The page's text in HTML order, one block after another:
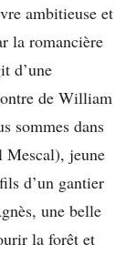
ambitieuse et
la romancière
d’une
de William
sommes dans
Mescal), jeune
d’un gantier
une belle
la forêt et